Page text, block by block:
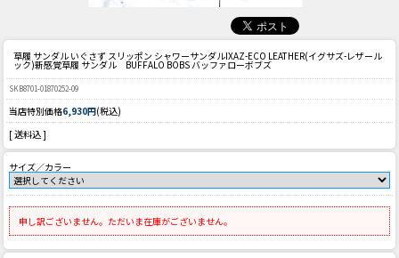
草履 サンダル いぐさず スリッポン シャワーサンダルIXAZ-ECO LEATHER(イグサズ-レザール
ック)新感覚草履 サンダル BUFFALO BOBS バッファローボブズ
SKB8701-01870252-09
当店特別価格6,930円(税込)
[ 送料込 ]
サイズ／カラー
申し訳ございません。ただいま在庫がございません。